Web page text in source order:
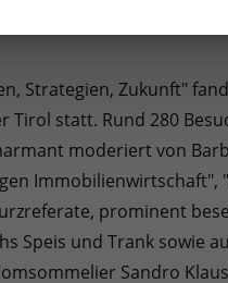
Strategien, Zukunft"
statt. Rund 280
moderiert von
prominent
Speis und Trank
Sandro